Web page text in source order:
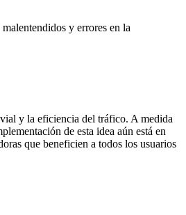
y errores en la
y la eficiencia del tráfico. A medida
de esta idea aún está en
que beneficien a todos los usuarios